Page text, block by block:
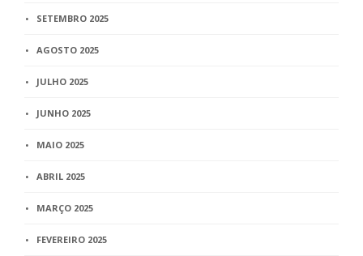
SETEMBRO 2025
AGOSTO 2025
JULHO 2025
JUNHO 2025
MAIO 2025
ABRIL 2025
MARÇO 2025
FEVEREIRO 2025